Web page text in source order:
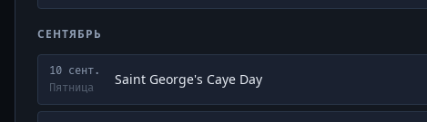
СЕНТЯБРЬ
10 сент.
Пятница
Saint George's Caye Day